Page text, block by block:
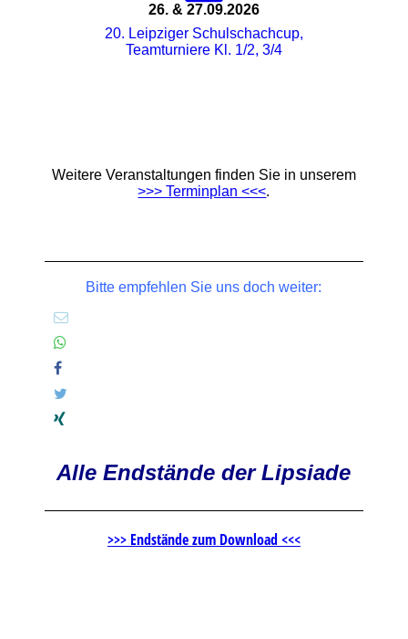
26. & 27.09.2026
20. Leipziger Schulschachcup,
Teamturniere Kl. 1/2, 3/4
Weitere Veranstaltungen finden Sie in unserem
>>> Terminplan <<<.
Bitte empfehlen Sie uns doch weiter:
Alle Endstände der Lipsiade
>>> Endstände zum Download <<<